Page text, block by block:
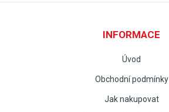
INFORMACE
Úvod
Obchodní podmínky
Jak nakupovat